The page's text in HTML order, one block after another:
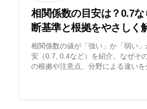
相関係数の目安は？0.7な
断基準と根拠をやさしく
相関係数の値が「強い」か「弱い
安（0.7, 0.4など）を紹介。なぜそ
の根拠や注意点、分野による違い